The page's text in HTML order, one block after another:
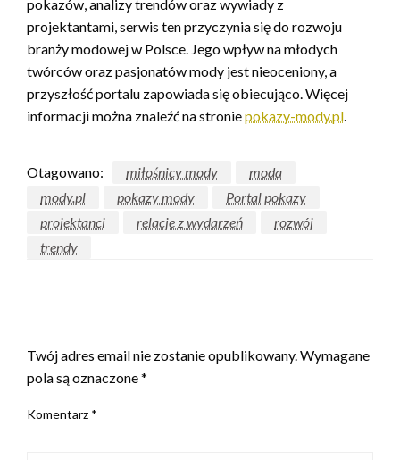
pokazów, analizy trendów oraz wywiady z
projektantami, serwis ten przyczynia się do rozwoju
branży modowej w Polsce. Jego wpływ na młodych
twórców oraz pasjonatów mody jest nieoceniony, a
przyszłość portalu zapowiada się obiecująco. Więcej
informacji można znaleźć na stroniepokazy-mody.pl.
Otagowano: miłośnicy mody
moda
mody.pl
pokazy mody
Portal pokazy
projektanci
relacje z wydarzeń
rozwój
trendy
Twój adres email nie zostanie opublikowany. Wymagane
pola są oznaczone*
Komentarz *